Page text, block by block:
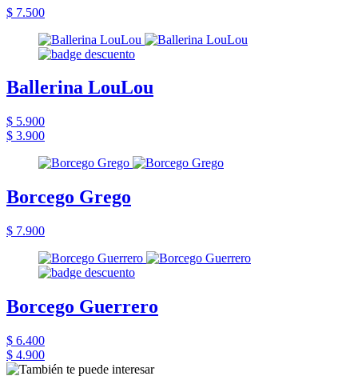
$ 7.500
Ballerina LouLou
$ 5.900
$ 3.900
Borcego Grego
$ 7.900
Borcego Guerrero
$ 6.400
$ 4.900